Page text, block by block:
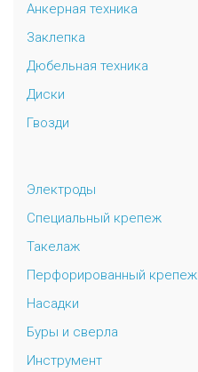
Анкерная техника
Заклепка
Дюбельная техника
Диски
Гвозди
Электроды
Специальный крепеж
Такелаж
Перфорированный крепеж
Насадки
Буры и сверла
Инструмент